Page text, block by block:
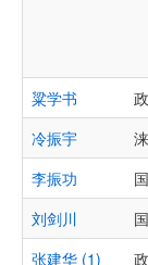
粱学书
冷振宇
李振功
刘剑川
张建华 (1)